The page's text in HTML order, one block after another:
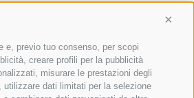
e, previo tuo consenso, per scopi
creare profili per la pubblicità
misurare le prestazioni degli
dati limitati per la selezione